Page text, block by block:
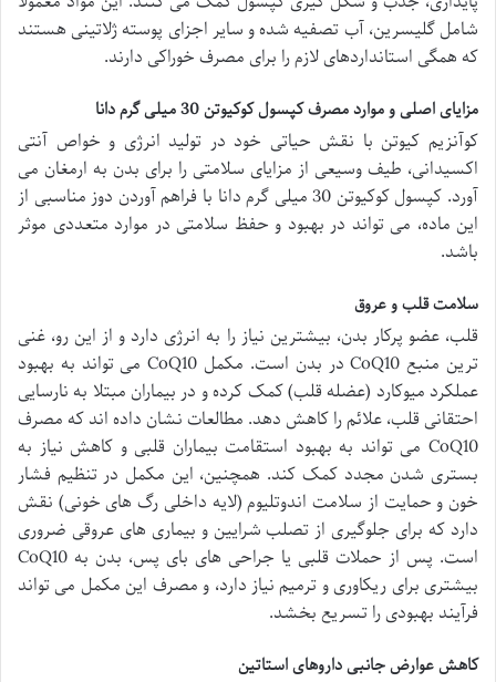
شامل گلیسرین، آب تصفیه شده و سایر اجزای پوسته ژلاتینی هستند
که همگی استانداردهای لازم را برای مصرف خوراکی دارند.
مزایای اصلی و موارد مصرف کپسول کوکیوتن 30 میلی گرم دانا
کوآنزیم کیوتن با نقش حیاتی خود در تولید انرژی و خواص آنتی
اکسیدانی، طیف وسیعی از مزایای سلامتی را برای بدن به ارمغان می
آورد. کپسول کوکیوتن 30 میلی گرم دانا با فراهم آوردن دوز مناسبی از
این ماده، می تواند در بهبود و حفظ سلامتی در موارد متعددی موثر
باشد.
سلامت قلب و عروق
قلب، عضو پرکار بدن، بیشترین نیاز را به انرژی دارد و از این رو، غنی
ترین منبع CoQ10 در بدن است. مکمل CoQ10 می تواند به بهبود
عملکرد میوکارد (عضله قلب) کمک کرده و در بیماران مبتلا به نارسایی
احتقانی قلب، علائم را کاهش دهد. مطالعات نشان داده اند که مصرف
CoQ10 می تواند به بهبود استقامت بیماران قلبی و کاهش نیاز به
بستری شدن مجدد کمک کند. همچنین، این مکمل در تنظیم فشار
خون و حمایت از سلامت اندوتلیوم (لایه داخلی رگ های خونی) نقش
دارد که برای جلوگیری از تصلب شرایین و بیماری های عروقی ضروری
است. پس از حملات قلبی یا جراحی های بای پس، بدن به CoQ10
بیشتری برای ریکاوری و ترمیم نیاز دارد، و مصرف این مکمل می تواند
فرآیند بهبودی را تسریع بخشد.
کاهش عوارض جانبی داروهای استاتین